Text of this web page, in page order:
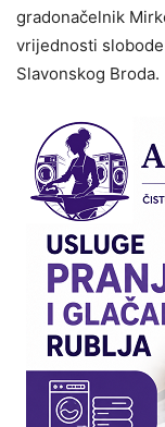
gradonačelnik
vrijednosti
Slavonskog Broda.